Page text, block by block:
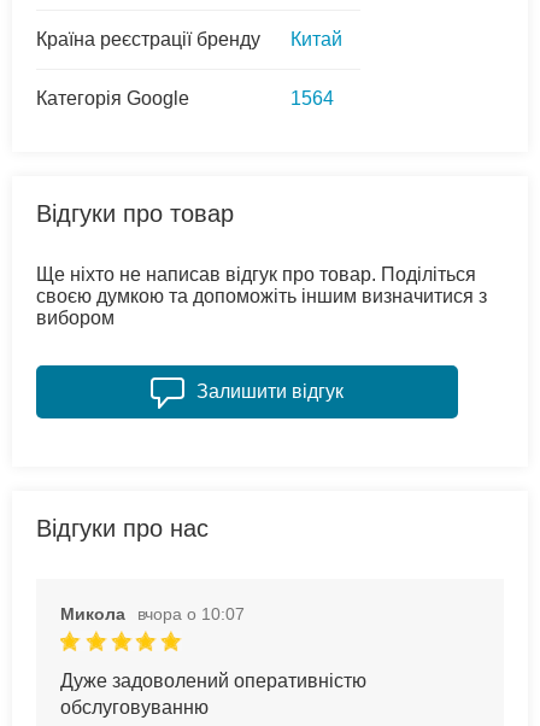
Країна реєстрації бренду Китай
Категорія Google 1564
Відгуки про товар
Ще ніхто не написав відгук про товар. Поділіться
своєю думкою та допоможіть іншим визначитися з
вибором
Залишити відгук
Відгуки про нас
Микола вчора о 10:07
Дуже задоволений оперативністю
обслуговуванню